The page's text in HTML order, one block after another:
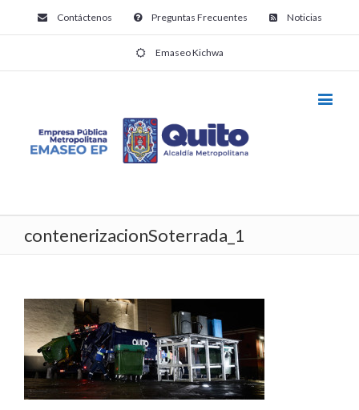
Contáctenos Preguntas Frecuentes Noticias
Emaseo Kichwa
contenerizacionSoterrada_1